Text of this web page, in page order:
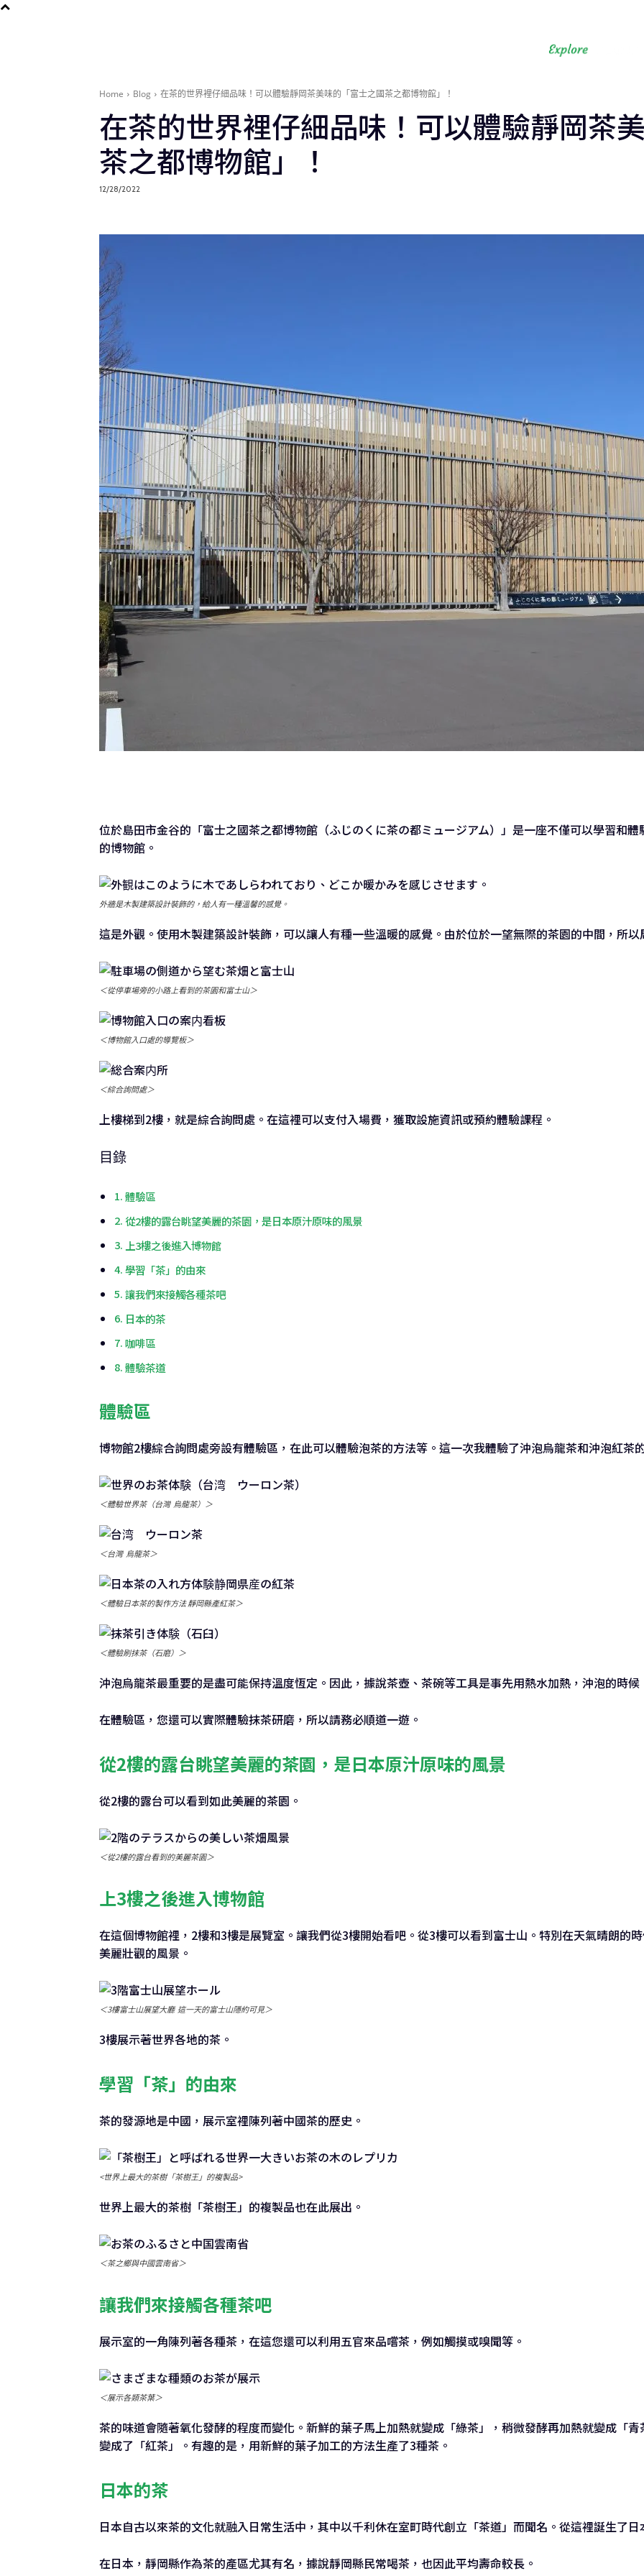
Home Blog 在茶的世界裡仔細品味！可以體驗靜岡茶美味的「富士之國茶之都博物館」！
在茶的世界裡仔細品味！可以體驗靜岡茶
茶之都博物館」！
12/28/2022
位於島田市金谷的「富士之國茶之都博物館（ふじのくに茶の都ミュージアム）」是一座不僅可以學習和
的博物館。
外牆是木製建築設計裝飾的，給人有一種溫馨的感覺。
這是外觀。使用木製建築設計裝飾，可以讓人有種一些溫暖的感覺。由於位於一望無際的茶園的中間，所
＜從停車場旁的小路上看到的茶園和富士山＞
＜博物館入口處的導覽板＞
＜綜合詢問處＞
上樓梯到2樓，就是綜合詢問處。在這裡可以支付入場費，獲取設施資訊或預約體驗課程。
目錄
體驗區
從2樓的露台眺望美麗的茶園，是日本原汁原味的風景
上3樓之後進入博物館
學習「茶」的由來
讓我們來接觸各種茶吧
日本的茶
咖啡區
體驗茶道
體驗區
博物館2樓綜合詢問處旁設有體驗區，在此可以體驗泡茶的方法等。這一次我體驗了沖泡烏龍茶和沖泡紅茶
＜體驗世界茶（台灣 烏龍茶）＞
＜台灣 烏龍茶＞
＜體驗日本茶的製作方法 靜岡縣產紅茶＞
＜體驗刷抹茶（石磨）＞
沖泡烏龍茶最重要的是盡可能保持溫度恆定。因此，據說茶壺、茶碗等工具是事先用熱水加熱，沖泡的時
在體驗區，您還可以實際體驗抹茶研磨，所以請務必順道一遊。
從2樓的露台眺望美麗的茶園，是日本原汁原味的風景
從2樓的露台可以看到如此美麗的茶園。
＜從2樓的露台看到的美麗茶園＞
上3樓之後進入博物館
在這個博物館裡，2樓和3樓是展覽室。讓我們從3樓開始看吧。從3樓可以看到富士山。特別在天氣晴朗的
美麗壯觀的風景。
＜3樓富士山展望大廳 這一天的富士山隱約可見＞
3樓展示著世界各地的茶。
學習「茶」的由來
茶的發源地是中國，展示室裡陳列著中國茶的歷史。
<世界上最大的茶樹「茶樹王」的複製品>
世界上最大的茶樹「茶樹王」的複製品也在此展出。
＜茶之鄉與中國雲南省＞
讓我們來接觸各種茶吧
展示室的一角陳列著各種茶，在這您還可以利用五官來品嚐茶，例如觸摸或嗅聞等。
＜展示各類茶葉＞
茶的味道會隨著氧化發酵的程度而變化。新鮮的葉子馬上加熱就變成「綠茶」，稍微發酵再加熱就變成「
變成了「紅茶」。有趣的是，用新鮮的葉子加工的方法生產了3種茶。
日本的茶
日本自古以來茶的文化就融入日常生活中，其中以千利休在室町時代創立「茶道」而聞名。從這裡誕生了
在日本，靜岡縣作為茶的產區尤其有名，據說靜岡縣民常喝茶，也因此平均壽命較長。